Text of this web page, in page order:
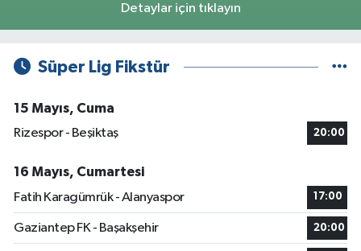
Detaylar için tıklayın
Süper Lig Fikstür
15 Mayıs, Cuma
Rizespor - Beşiktaş
20:00
16 Mayıs, Cumartesi
Fatih Karagümrük - Alanyaspor
17:00
Gaziantep FK - Başakşehir 20:00